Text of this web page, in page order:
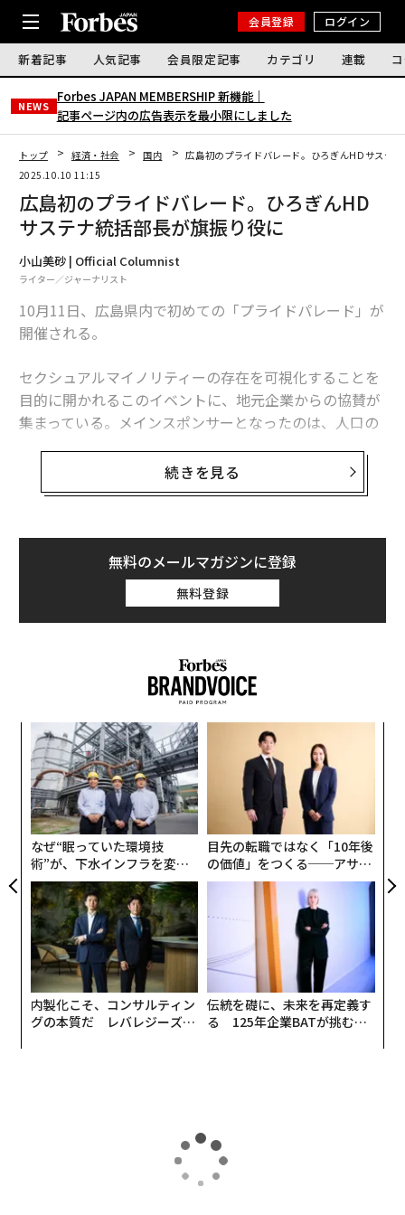
会員登録 ログイン
新着記事 人気記事 会員限定記事 カテゴリ 連載
NEWS
Forbes JAPAN MEMBERSHIP 新機能｜
記事ページ内の広告表示を最小限にしました
トップ 経済・社会 国内
広島初のプライドバレード。ひろぎんHDサステ
2025.10.10 11:15
広島初のプライドバレード。ひろぎんHD
サステナ統括部長が旗振り役に
小山美砂 | Official Columnist
ライター／ジャーナリスト
10月11日、広島県内で初めての「プライドパレード」が
開催される。
セクシュアルマイノリティーの存在を可視化することを
目的に開かれるこのイベントに、地元企業からの協賛が
集まっている。メインスポンサーとなったのは、人口の
「HATAful（はたフル）」。まさしくその「旗振り役」
を担うのは、ひろぎんホールディングス・サステナビリ
2016年に東京から広島に移住し、中国地方最大の地方銀
行に転職した彼女が目の当たりにしたのは、ローカル都
市が「立ち遅れている」現実だった。ジェンダーの多様
性を巡る、地方の現在地とは？ そして、その未来に希
さんに話を聞いた。
移住後、目の当たりにした「最悪の状況」
「まず驚いたのは、女性社員が制服を着用していたこ
と。正直、「これはまずいな」と感じましたね。LGBTQ
+のことは当初から取り組みたいと思っていたのです
が、『その前にもっとやることがあるんです』というの
が社内の雰囲気でした」
2016年、広島銀行（当時。現在は持株会社化してひろぎ
んHDの傘下に）に転職した当時のことを、木下さんは
そう振り返る。
前職のリクルートでは、人事担当としてジェンダー平等
やLGBTQ＋に関する取り組みを進めてきた。広島にいる
当時の広銀は、女性の管理職・監督職数の割合が8.2%
続きを見る
無料のメールマガジンに登録
無料登録
なぜ“眠っていた環境技
術”が、下水インフラを変え
たのか──産総研×月島JFE
アクアソリューションの10年
目先の転職ではなく「10年後
の価値」をつくる──アサイ
ンの長期伴走型支援とは
内製化こそ、コンサルティン
グの本質だ レバレジーズが
伝統を礎に、未来を再定義す
る 125年企業BATが挑むス